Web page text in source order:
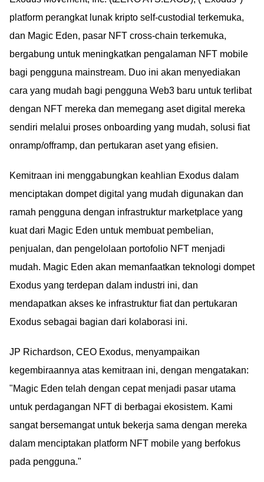
platform perangkat lunak kripto self-custodial terkemuka,
dan Magic Eden, pasar NFT cross-chain terkemuka,
bergabung untuk meningkatkan pengalaman NFT mobile
bagi pengguna mainstream. Duo ini akan menyediakan
cara yang mudah bagi pengguna Web3 baru untuk terlibat
dengan NFT mereka dan memegang aset digital mereka
sendiri melalui proses onboarding yang mudah, solusi fiat
onramp/offramp, dan pertukaran aset yang efisien.
Kemitraan ini menggabungkan keahlian Exodus dalam
menciptakan dompet digital yang mudah digunakan dan
ramah pengguna dengan infrastruktur marketplace yang
kuat dari Magic Eden untuk membuat pembelian,
penjualan, dan pengelolaan portofolio NFT menjadi
mudah. Magic Eden akan memanfaatkan teknologi dompet
Exodus yang terdepan dalam industri ini, dan
mendapatkan akses ke infrastruktur fiat dan pertukaran
Exodus sebagai bagian dari kolaborasi ini.
JP Richardson, CEO Exodus, menyampaikan
kegembiraannya atas kemitraan ini, dengan mengatakan:
"Magic Eden telah dengan cepat menjadi pasar utama
untuk perdagangan NFT di berbagai ekosistem. Kami
sangat bersemangat untuk bekerja sama dengan mereka
dalam menciptakan platform NFT mobile yang berfokus
pada pengguna."